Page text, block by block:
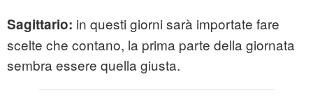
Sagittario: in questi giorni sarà importate fare
scelte che contano, la prima parte della giornata
sembra essere quella giusta.